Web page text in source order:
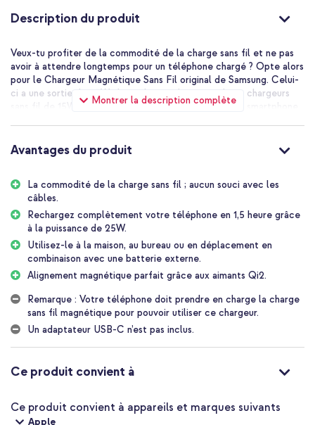
Description du produit
Montrer la description complète
Veux-tu profiter de la commodité de la charge sans fil et ne pas
avoir à attendre longtemps pour un téléphone chargé ? Opte alors
pour le Chargeur Magnétique Sans Fil original de Samsung. Celui-
ci a une sortie de 25W ; bien plus que les précédents chargeurs
sans fil de 15W. Cela signifie que tu peux charger ton smartphone
au téléphone, lorsque ton téléphone supporte la charge
magnétique sans fil.
Les avantages du Chargeur Magnétique Sans Fil Samsung
Charge sans fil ultra-rapide grâce à la sortie de 25W
Alignement magnétique parfait avec Qi2
Avec connexion USB-C (adaptateur non inclus)
La commodité de la charge sans fil à la maison, en déplacement
ou au bureau
Produit Samsung original ; chargement sûr et fiable
Inclus 1 an de garantie
Attention :ton téléphone doit supporter MagSafe ou Qi2 pour
Plus besoin de s'embêter avec des câbles et charger rapidement
Samsung.
Avantages du produit
La commodité de la charge sans fil ; aucun souci avec les
câbles.
Rechargez complètement votre téléphone en 1,5 heure grâce
à la puissance de 25W.
Utilisez-le à la maison, au bureau ou en déplacement en
combinaison avec une batterie externe.
Alignement magnétique parfait grâce aux aimants Qi2.
Remarque : Votre téléphone doit prendre en charge la charge
sans fil magnétique pour pouvoir utiliser ce chargeur.
Un adaptateur USB-C n’est pas inclus.
Ce produit convient à
Ce produit convient à appareils et marques suivants
Apple